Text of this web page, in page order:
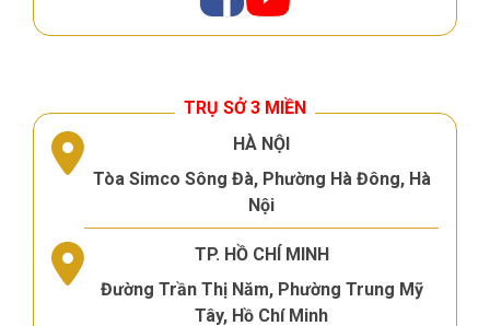
TRỤ SỞ 3 MIỀN
HÀ NỘI
Tòa Simco Sông Đà, Phường Hà Đông, Hà
Nội
TP. HỒ CHÍ MINH
Đường Trần Thị Năm, Phường Trung Mỹ
Tây, Hồ Chí Minh